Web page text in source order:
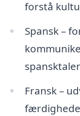
forstå
Spansk –
Fransk –